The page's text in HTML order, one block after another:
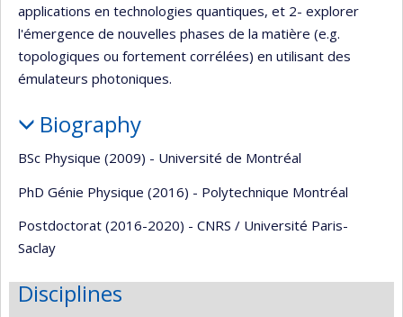
applications en technologies quantiques, et 2- explorer
l'émergence de nouvelles phases de la matière (e.g.
topologiques ou fortement corrélées) en utilisant des
émulateurs photoniques.
Biography
BSc Physique (2009) - Université de Montréal
PhD Génie Physique (2016) - Polytechnique Montréal
Postdoctorat (2016-2020) - CNRS / Université Paris-
Saclay
Disciplines